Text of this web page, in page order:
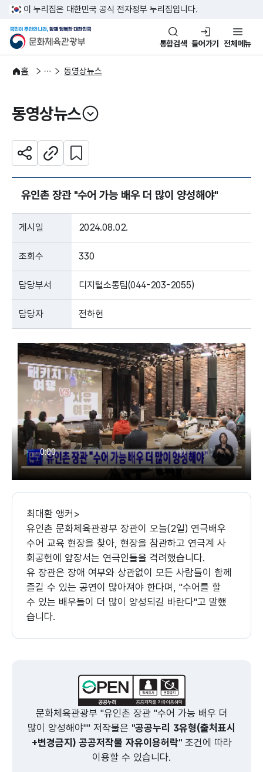
본문 바로가기
주메뉴 바로가기
이 누리집은 대한민국 공식 전자정부 누리집입니다.
문화체육관광부
국민이 주인인 나라, 함께 행복
통합검색 들어가기 전체메뉴
홈
알림·소식
보도·뉴스 동영상뉴스
동영상뉴스
열기
공유하기주소복사
관심 콘텐츠 설정하기
유인촌 장관 "수어 가능 배우 더 많이 양성해야"
게시일 2024.08.02.
조회수 330
담당부서 디지털소통팀(044-203-2055)
담당자 전하현
최대환 앵커>
유인촌 문화체육관광부 장관이 오늘(2일) 연극배우
수어 교육 현장을 찾아, 현장을 참관하고 연극계 사
회공헌에 앞장서는 연극인들을 격려했습니다.
유 장관은 장애 여부와 상관없이 모든 사람들이 함께
즐길 수 있는 공연이 많아져야 한다며, "수어를 할
수 있는 배우들이 더 많이 양성되길 바란다"고 말했
습니다.
문화체육관광부 "유인촌 장관 "수어 가능 배우 더
많이 양성해야"" 저작물은 "공공누리 3유형(출처표시
+변경금지) 공공저작물 자유이용허락"조건에 따라
이용할 수 있습니다.